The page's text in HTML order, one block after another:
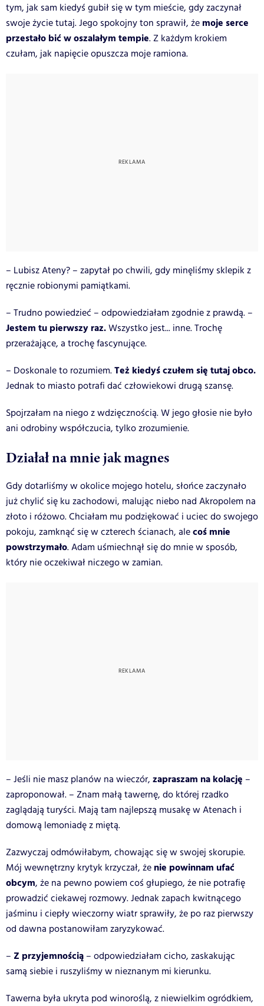
tym, jak sam kiedyś gubił się w tym mieście, gdy zaczynał
swoje życie tutaj. Jego spokojny ton sprawił, że moje serce
przestało bić w oszalałym tempie. Z każdym krokiem
czułam, jak napięcie opuszcza moje ramiona.
– Lubisz Ateny? – zapytał po chwili, gdy minęliśmy sklepik z
ręcznie robionymi pamiątkami.
– Trudno powiedzieć – odpowiedziałam zgodnie z prawdą. –
Jestem tu pierwszy raz.Wszystko jest... inne. Trochę
przerażające, a trochę fascynujące.
– Doskonale to rozumiem.Też kiedyś czułem się tutaj obco.
Jednak to miasto potrafi dać człowiekowi drugą szansę.
Spojrzałam na niego z wdzięcznością. W jego głosie nie było
ani odrobiny współczucia, tylko zrozumienie.
Działał na mnie jak magnes
Gdy dotarliśmy w okolice mojego hotelu, słońce zaczynało
już chylić się ku zachodowi, malując niebo nad Akropolem na
złoto i różowo. Chciałam mu podziękować i uciec do swojego
pokoju, zamknąć się w czterech ścianach, alecoś mnie
powstrzymało. Adam uśmiechnął się do mnie w sposób,
który nie oczekiwał niczego w zamian.
– Jeśli nie masz planów na wieczór, zapraszam na kolację –
zaproponował. – Znam małą tawernę, do której rzadko
zaglądają turyści. Mają tam najlepszą musakę w Atenach i
domową lemoniadę z miętą.
Zazwyczaj odmówiłabym, chowając się w swojej skorupie.
Mój wewnętrzny krytyk krzyczał, że nie powinnam ufać
obcym, że na pewno powiem coś głupiego, że nie potrafię
prowadzić ciekawej rozmowy. Jednak zapach kwitnącego
jaśminu i ciepły wieczorny wiatr sprawiły, że po raz pierwszy
od dawna postanowiłam zaryzykować.
– Z przyjemnością – odpowiedziałam cicho, zaskakując
samą siebie i ruszyliśmy w nieznanym mi kierunku.
Tawerna była ukryta pod winoroślą, z niewielkim ogródkiem,